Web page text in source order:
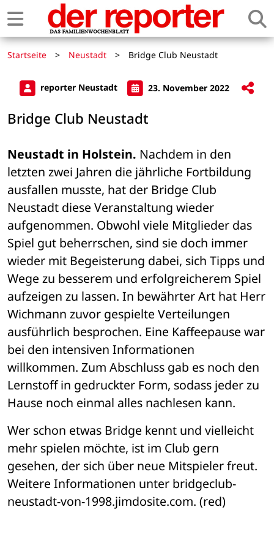
Startseite > Neustadt > Bridge Club Neustadt
reporter Neustadt 23. November 2022
Bridge Club Neustadt
Neustadt in Holstein. Nachdem in den
letzten zwei Jahren die jährliche Fortbildung
ausfallen musste, hat der Bridge Club
Neustadt diese Veranstaltung wieder
aufgenommen. Obwohl viele Mitglieder das
Spiel gut beherrschen, sind sie doch immer
wieder mit Begeisterung dabei, sich Tipps und
Wege zu besserem und erfolgreicherem Spiel
aufzeigen zu lassen. In bewährter Art hat Herr
Wichmann zuvor gespielte Verteilungen
ausführlich besprochen. Eine Kaffeepause war
bei den intensiven Informationen
willkommen. Zum Abschluss gab es noch den
Lernstoff in gedruckter Form, sodass jeder zu
Hause noch einmal alles nachlesen kann.
Wer schon etwas Bridge kennt und vielleicht
mehr spielen möchte, ist im Club gern
gesehen, der sich über neue Mitspieler freut.
Weitere Informationen unter bridgeclub-
neustadt-von-1998.jimdosite.com. (red)